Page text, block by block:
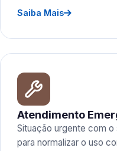
Saiba Mais
Atendimento
Situação urgente com
para normalizar o uso